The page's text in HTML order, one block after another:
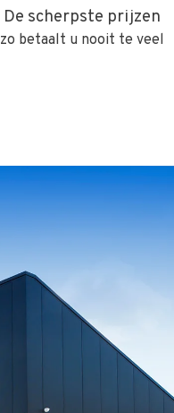
De scherpste prijzen
zo betaalt u nooit te veel